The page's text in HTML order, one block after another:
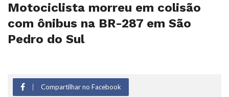
Motociclista morreu em colisão
com ônibus na BR-287 em São
Pedro do Sul
Compartilhar no Facebook